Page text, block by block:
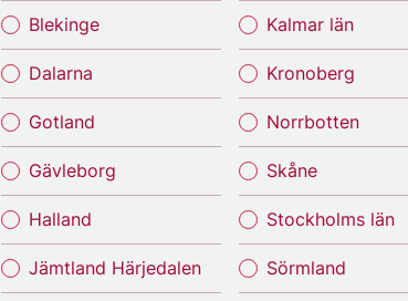
Blekinge
Dalarna
Gotland
Gävleborg
Halland
Jämtland Härjedalen
Kalmar län
Kronoberg
Norrbotten
Skåne
Stockholms län
Sörmland